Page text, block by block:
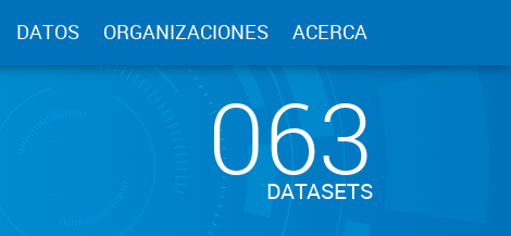
DATOS ORGANIZACIONES ACERCA
063
DATASETS